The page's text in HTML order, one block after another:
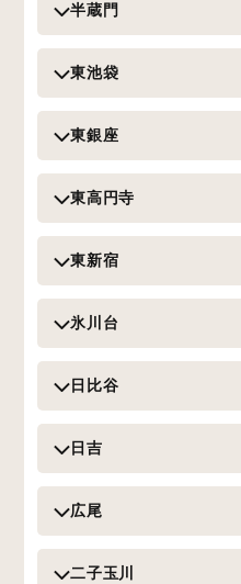
半蔵門
東池袋
東銀座
東高円寺
東新宿
氷川台
日比谷
日吉
広尾
二子玉川